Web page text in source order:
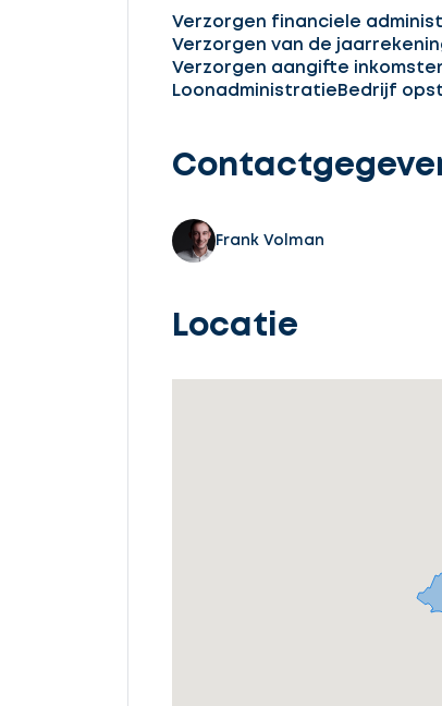
Verzorgen financiele
Verzorgen van de
Verzorgen aangifte
Loonadministratie Bedrijf
Frank Volman
Locatie